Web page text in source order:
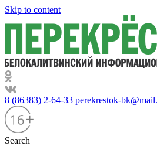
Skip to content
8 (86383) 2-64-33 perekrestok-
Search